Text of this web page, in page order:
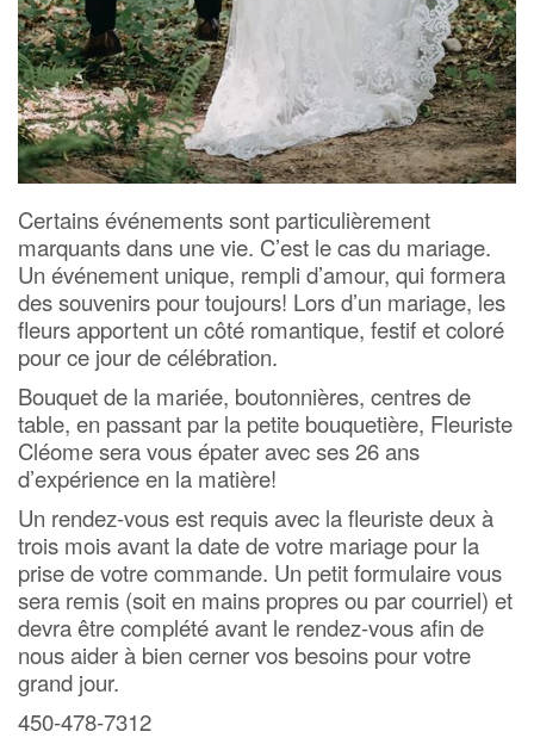
Certains événements sont particulièrement
marquants dans une vie. C’est le cas du mariage.
Un événement unique, rempli d’amour, qui formera
des souvenirs pour toujours! Lors d’un mariage, les
fleurs apportent un côté romantique, festif et coloré
pour ce jour de célébration.
Bouquet de la mariée, boutonnières, centres de
table, en passant par la petite bouquetière, Fleuriste
Cléome sera vous épater avec ses 26 ans
d’expérience en la matière!
Un rendez-vous est requis avec la fleuriste deux à
trois mois avant la date de votre mariage pour la
prise de votre commande. Un petit formulaire vous
sera remis (soit en mains propres ou par courriel) et
devra être complété avant le rendez-vous afin de
nous aider à bien cerner vos besoins pour votre
grand jour.
450-478-7312